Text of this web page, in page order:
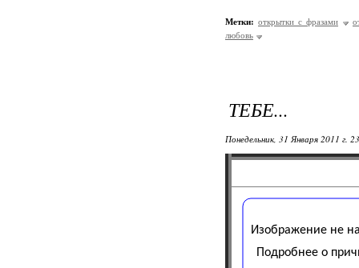
Метки: открытки с фразами
любовь
ТЕБЕ...
Понедельник, 31 Января 2011 г.